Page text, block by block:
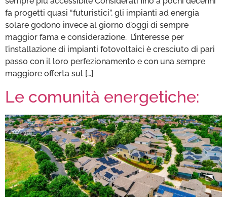
fa progetti quasi “futuristici”, gli impianti ad energia
solare godono invece al giorno d’oggi di sempre
maggior fama e considerazione. L’interesse per
l’installazione di impianti fotovoltaici è cresciuto di pari
passo con il loro perfezionamento e con una sempre
maggiore offerta sul […]
Le comunità energetiche: